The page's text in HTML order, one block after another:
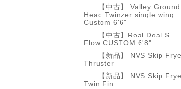
【中古】 Valley Ground
Head Twinzer single wing
Custom 6'6"
【中古】Real Deal S-
Flow CUSTOM 6'8"
【新品】 NVS Skip Frye
Thruster
【新品】 NVS Skip Frye
Twin Fin